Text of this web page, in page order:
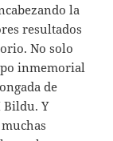
la
resultados
No solo
inmemorial
de
Bildu. Y